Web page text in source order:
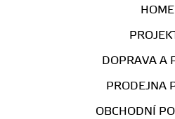
HOME
DOPRAVA A
PRODEJNA
OBCHODNÍ
TLUMIČE -